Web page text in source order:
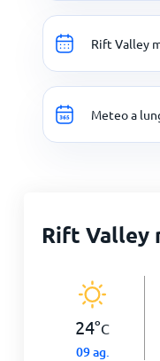
Rift Valley
Meteo a
Rift Valley
24°C
09 ag.